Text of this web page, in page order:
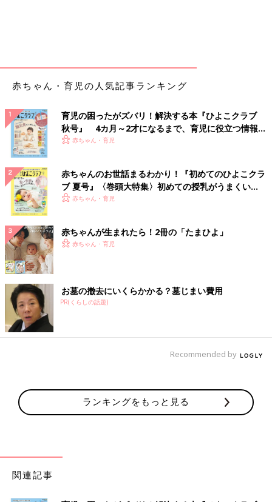
赤ちゃん・育児の人気記事ランキング
育児の困ったがズバリ！解決する本『ひよこクラブ
秋号』 4カ月～2才になるまで、育児に役立つ情報が
いっぱい！
赤ちゃん・育児
赤ちゃんのお世話まるわかり！『初めてのひよこクラ
ブ 夏号』〈巻頭大特集〉初めての授乳がうまくい
く！ おっぱい・ミルクの基本と夏のトラブル 解決テ
赤ちゃん・育児
赤ちゃんが生まれたら！2冊の「たまひよ」
赤ちゃん・育児
お墓の撤去にいくらかかる？墓じまい費用
PR(くらしの話題)
Recommended by
ランキングをもっと見る
関連記事